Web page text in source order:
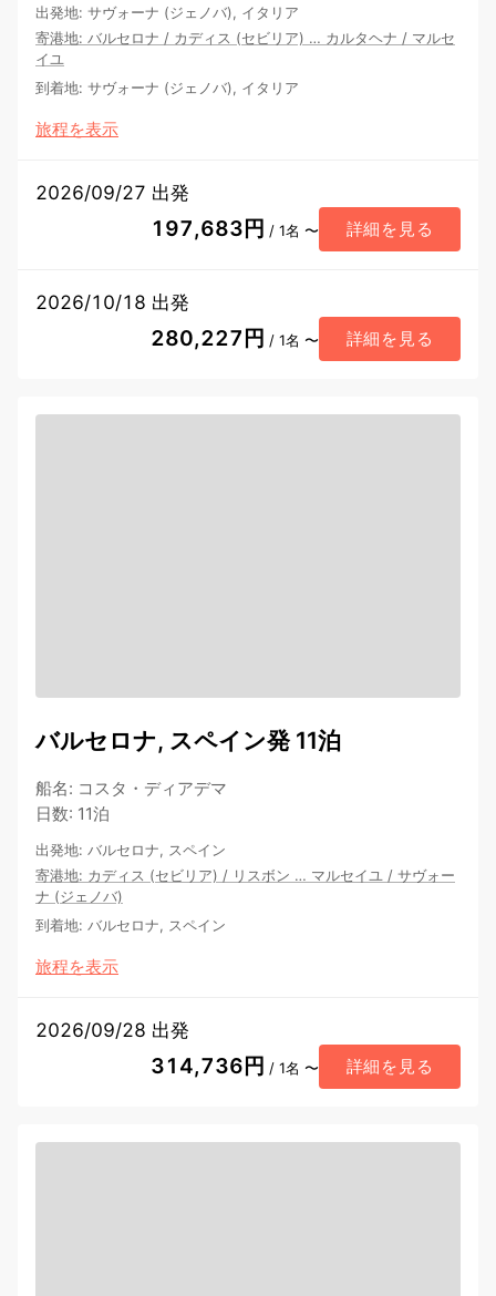
出発地: サヴォーナ (ジェノバ), イタリア
寄港地: バルセロナ / カディス (セビリア) … カルタヘナ / マルセ
イユ
到着地: サヴォーナ (ジェノバ), イタリア
旅程を表示
2026/09/27 出発
197,683円 / 1名 〜 詳細を見る
2026/10/18 出発
280,227円 / 1名 〜 詳細を見る
バルセロナ, スペイン発 11泊
船名: コスタ・ディアデマ
日数: 11泊
出発地: バルセロナ, スペイン
寄港地: カディス (セビリア) / リスボン … マルセイユ / サヴォー
ナ (ジェノバ)
到着地: バルセロナ, スペイン
旅程を表示
2026/09/28 出発
314,736円 / 1名 〜 詳細を見る